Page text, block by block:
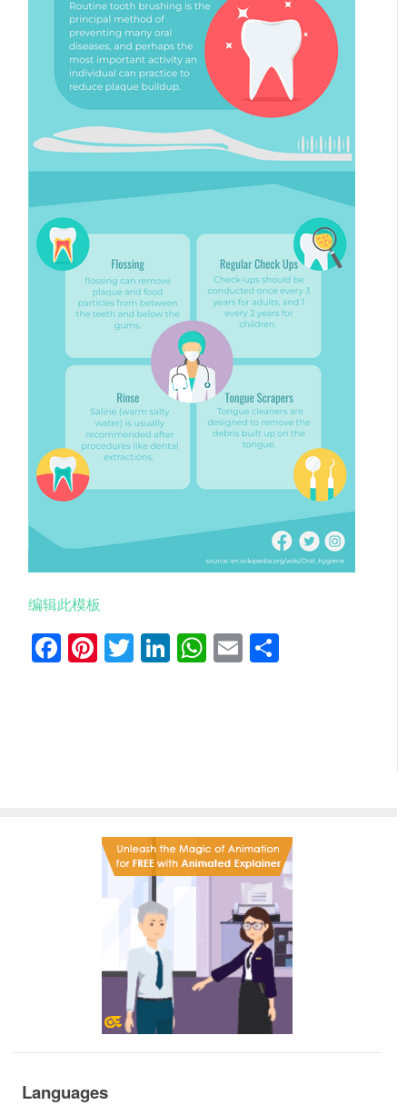
编辑此模板
Facebook
Pinterest
Twitter
LinkedIn
WhatsApp
Email
Languages